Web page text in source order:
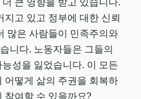
고 있고 정부에 대한 신뢰
많은 사람들이 민족주의와
니다. 노동자들은 그들의
성을 잃었습니다. 이 모든
어떻게 삶의 주권을 회복하